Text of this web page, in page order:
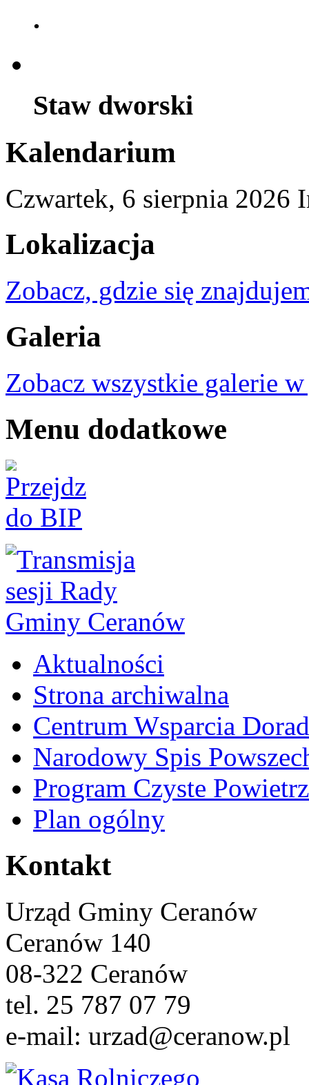
.
Staw dworski
Kalendarium
Czwartek, 6 sierpnia 2026
Lokalizacja
Zobacz, gdzie się
Galeria
Zobacz wszystkie galerie
Menu dodatkowe
Aktualności
Strona archiwalna
Centrum Wsparcia
Narodowy Spis
Program Czyste
Plan ogólny
Kontakt
Urząd Gminy Ceranów
Ceranów 140
08-322 Ceranów
tel. 25 787 07 79
e-mail: urzad@ceranow.pl